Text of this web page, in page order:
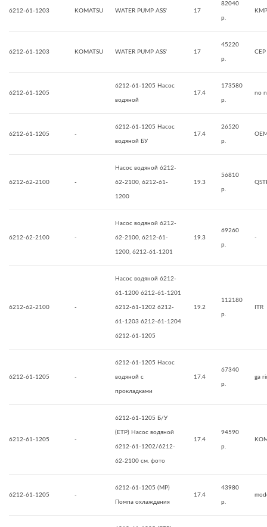
6212-61-1203 KOMATSU WATER PUMP ASS' 17
82040
р.
6212-61-1203 KOMATSU WATER PUMP ASS' 17
45220
р.
CEP
6212-61-1205
6212-61-1205 Насос
водяной
17.4
173580
р.
no
6212-61-1205 -
6212-61-1205 Насос
водяной БУ
17.4
26520
р.
6212-62-2100 -
Насос водяной 6212-
62-2100, 6212-61-
1200
19.3
56810
р.
6212-62-2100 -
Насос водяной 6212-
62-2100, 6212-61-
1200, 6212-61-1201
19.3
69260
р.
-
6212-62-2100 -
Насос водяной 6212-
61-1200 6212-61-1201
6212-61-1202 6212-
61-1203 6212-61-1204
6212-61-1205
19.2
112180
р.
ITR
6212-61-1205 -
6212-61-1205 Насос
водяной с
прокладками
17.4
67340
р.
ga
6212-61-1205 -
6212-61-1205 Б/У
(ETP) Насос водяной
6212-61-1202/6212-
62-2100 см. фото
17.4
94590
р.
6212-61-1205 -
6212-61-1205 (MP)
Помпа охлаждения
17.4
43980
р.